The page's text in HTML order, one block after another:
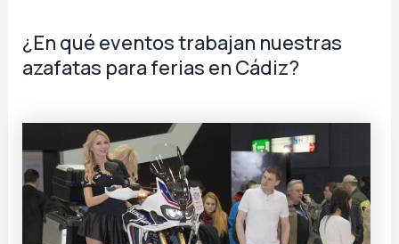
¿En qué eventos trabajan nuestras
azafatas para ferias en Cádiz?